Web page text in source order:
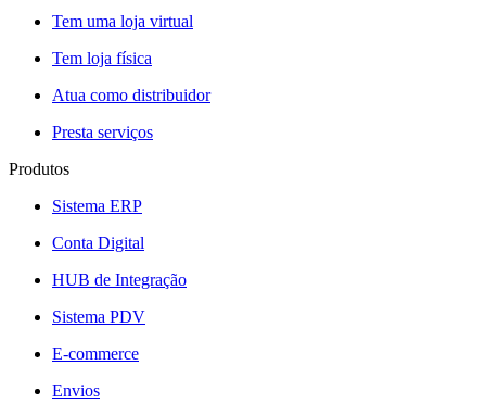
Tem uma loja virtual
Tem loja física
Atua como distribuidor
Presta serviços
Produtos
Sistema ERP
Conta Digital
HUB de Integração
Sistema PDV
E-commerce
Envios